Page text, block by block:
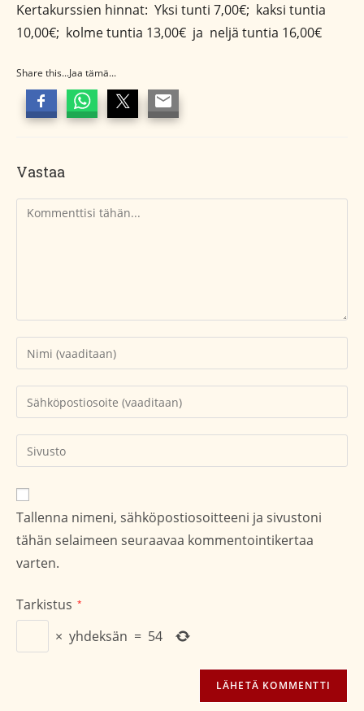
Kertakurssien hinnat: Yksi tunti 7,00€; kaksi tuntia
10,00€; kolme tuntia 13,00€ ja neljä tuntia 16,00€
Share this...Jaa tämä...
Vastaa
Kommentti
Kirjoita
nimesi
tai
käyttäjätunnuksesi
Kirjoita
sähköpostiosoitteesi
kommentoidaksesi
Kirjoita
sivustosi
verkko-
osoite/URL
(valinnainen)
Tallenna nimeni, sähköpostiosoitteeni ja sivustoni
tähän selaimeen seuraavaa kommentointikertaa
varten.
Tarkistus *
× yhdeksän = 54